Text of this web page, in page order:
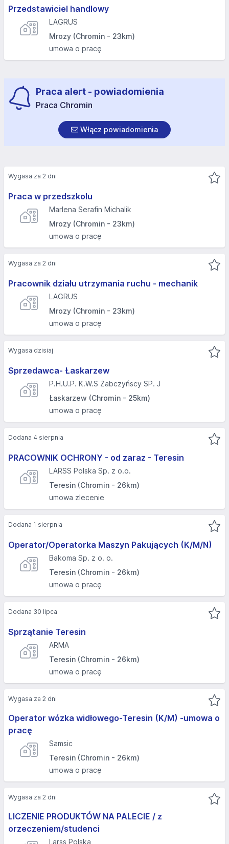
Przedstawiciel handlowy
LAGRUS
Mrozy (Chromin - 23km)
umowa o pracę
Praca alert - powiadomienia
Praca Chromin
Włącz powiadomienia
Praca w przedszkolu
Marlena Serafin Michalik
Mrozy (Chromin - 23km)
umowa o pracę
Wygasa za 2 dni
Pracownik działu utrzymania ruchu - mechanik
LAGRUS
Mrozy (Chromin - 23km)
umowa o pracę
Wygasa za 2 dni
Sprzedawca- Łaskarzew
P.H.U.P. K.W.S Żabczyńscy SP. J
Łaskarzew (Chromin - 25km)
umowa o pracę
Wygasa dzisiaj
PRACOWNIK OCHRONY - od zaraz - Teresin
LARSS Polska Sp. z o.o.
Teresin (Chromin - 26km)
umowa zlecenie
Dodana 4 sierpnia
Operator/Operatorka Maszyn Pakujących (K/M/N)
Bakoma Sp. z o. o.
Teresin (Chromin - 26km)
umowa o pracę
Dodana 1 sierpnia
Sprzątanie Teresin
ARMA
Teresin (Chromin - 26km)
umowa o pracę
Dodana 30 lipca
Operator wózka widłowego-Teresin (K/M) -umowa o
pracę
Samsic
Teresin (Chromin - 26km)
umowa o pracę
Wygasa za 2 dni
LICZENIE PRODUKTÓW NA PALECIE / z
orzeczeniem/studenci
Larss Polska
Wygasa za 2 dni